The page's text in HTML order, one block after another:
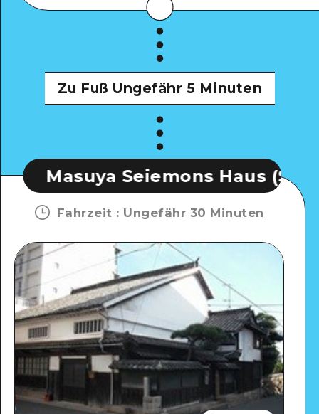
Zu Fuß Ungefähr 5 Minuten
Seiemons Haus (Sakamoto
Fahrzeit : Ungefähr 30 Minuten